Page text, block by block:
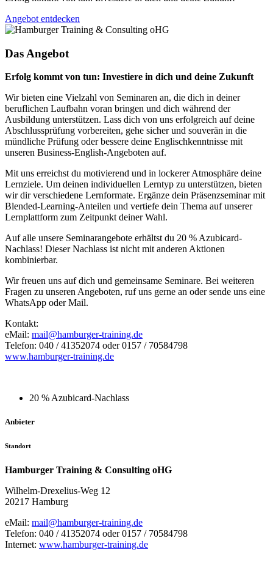
Angebot entdecken
Das Angebot
Erfolg kommt von tun: Investiere in dich und deine Zukunft
Wir bieten eine Vielzahl von Seminaren an, die dich in deiner
beruflichen Laufbahn voran bringen und dich während der
Ausbildung unterstützen. Lass dich von uns erfolgreich auf deine
Abschlussprüfung vorbereiten, gehe sicher und souverän in die
mündliche Prüfung oder bessere deine Englischkenntnisse mit
unseren Business-English-Angeboten auf.
Mit uns erreichst du motivierend und in lockerer Atmosphäre deine
Lernziele. Um deinen individuellen Lerntyp zu unterstützen, bieten
wir dir verschiedene Lernformate. Ergänze dein Präsenzseminar mit
Blended-Learning-Anteilen und vertiefe dein Thema auf unserer
Lernplattform zum Zeitpunkt deiner Wahl.
Auf alle unsere Seminarangebote erhältst du 20 % Azubicard-
Nachlass! Dieser Nachlass ist nicht mit anderen Aktionen
kombinierbar.
Wir freuen uns auf dich und gemeinsame Seminare. Bei weiteren
Fragen zu unseren Angeboten, ruf uns gerne an oder sende uns eine
WhatsApp oder Mail.
Kontakt:
eMail: mail@hamburger-training.de
Telefon: 040 / 41352074 oder 0157 / 70584798
www.hamburger-training.de
20 % Azubicard-Nachlass
Anbieter
Standort
Hamburger Training & Consulting oHG
Wilhelm-Drexelius-Weg 12
20217 Hamburg
eMail: mail@hamburger-training.de
Telefon: 040 / 41352074 oder 0157 / 70584798
Internet: www.hamburger-training.de